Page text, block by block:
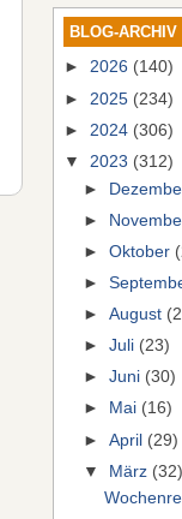
BLOG-ARCHIV
► 2026 (140)
► 2025 (234)
► 2024 (306)
▼ 2023 (312)
►
►
►Oktober
►
►August
►Juli (23)
►Juni (30)
►
Mai (16)
►April (29)
▼ März (32)